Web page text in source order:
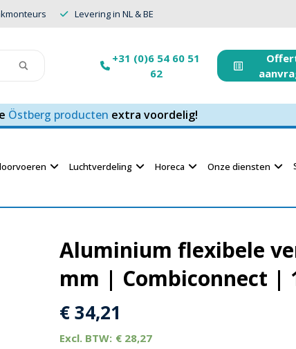
Levering in NL & BE
+31 (0)6 54 60 51
62
Östberg producten extra voordelig!
Luchtverdeling Horeca Onze diensten
Aluminium flexibele
mm | Combiconnect |
€34,21
€ 28,27